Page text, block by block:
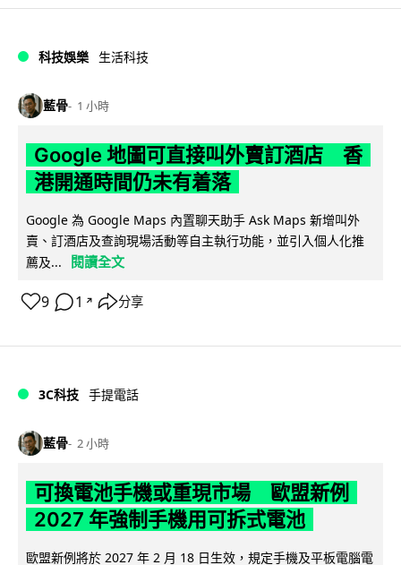
科技娛樂 生活科技
藍骨 1 小時
Google 地圖可直接叫外賣訂酒店 香
港開通時間仍未有着落
Google 為 Google Maps 內置聊天助手 Ask Maps 新增叫外
賣、訂酒店及查詢現場活動等自主執行功能，並引入個人化推
薦及...
閱讀全文
9 1 ↗ 分享
3C科技 手提電話
藍骨 2 小時
可換電池手機或重現市場 歐盟新例
2027 年強制手機用可拆式電池
歐盟新例將於 2027 年 2 月 18 日生效，規定手機及平板電腦電